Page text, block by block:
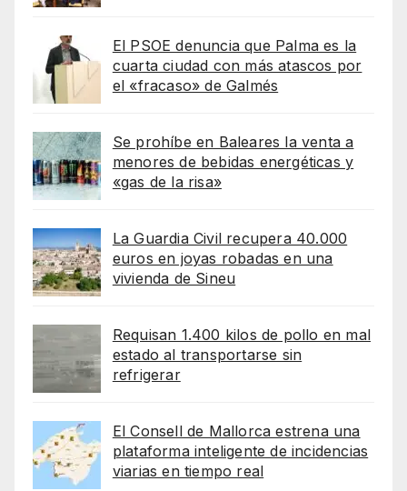
El PSOE denuncia que Palma es la
cuarta ciudad con más atascos por
el «fracaso» de Galmés
Se prohíbe en Baleares la venta a
menores de bebidas energéticas y
«gas de la risa»
La Guardia Civil recupera 40.000
euros en joyas robadas en una
vivienda de Sineu
Requisan 1.400 kilos de pollo en mal
estado al transportarse sin
refrigerar
El Consell de Mallorca estrena una
plataforma inteligente de incidencias
viarias en tiempo real